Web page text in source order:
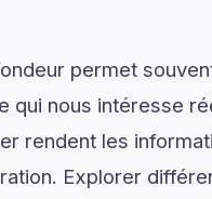
permet
qui nous intéresse
rendent les
Explorer